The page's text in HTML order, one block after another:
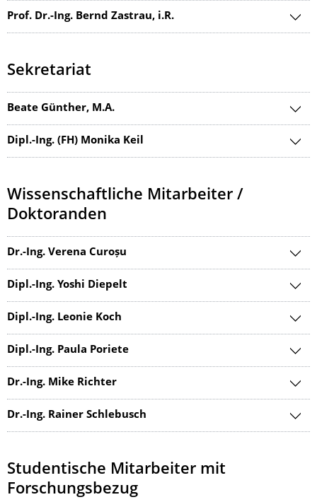
Prof. Dr.-Ing. Bernd Zastrau, i.R.
Sekretariat
Beate Günther, M.A.
Dipl.-Ing. (FH) Monika Keil
Wissenschaftliche Mitarbeiter /
Doktoranden
Dr.-Ing. Verena Curoșu
Dipl.-Ing. Yoshi Diepelt
Dipl.-Ing. Leonie Koch
Dipl.-Ing. Paula Poriete
Dr.-Ing. Mike Richter
Dr.-Ing. Rainer Schlebusch
Studentische Mitarbeiter mit
Forschungsbezug